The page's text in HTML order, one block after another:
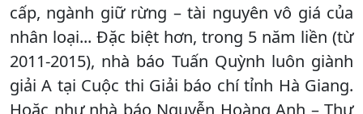
cấp, ngành giữ rừng – tài nguyên vô giá của
nhân loại... Đặc biệt hơn, trong 5 năm liền (từ
2011-2015), nhà báo Tuấn Quỳnh luôn giành
giải A tại Cuộc thi Giải báo chí tỉnh Hà Giang.
Hoặc như nhà báo Nguyễn Hoàng Anh – Thư